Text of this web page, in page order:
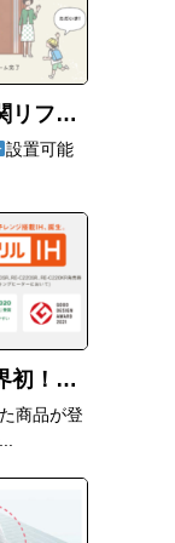
ントとは」
設置可能
て何？」
商品が登